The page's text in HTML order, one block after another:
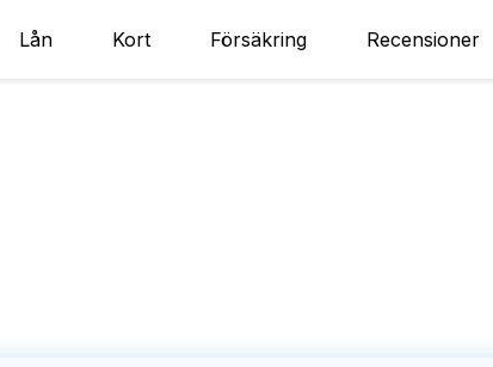
Lån Kort Försäkring Recensioner